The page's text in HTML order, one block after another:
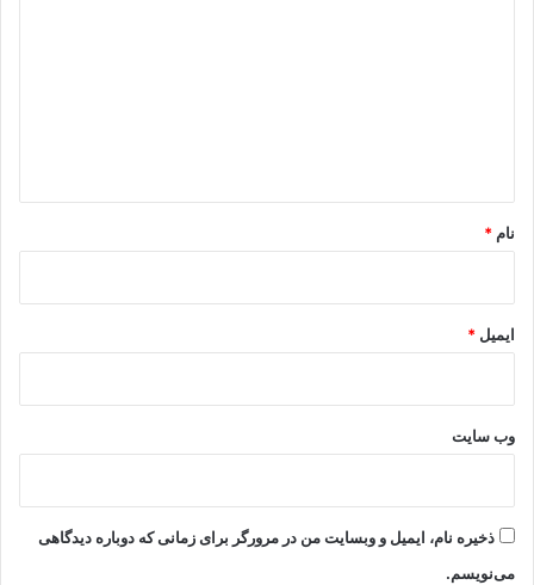
نام *
ایمیل *
وب‌ سایت
ذخیره نام، ایمیل و وبسایت من در مرورگر برای زمانی که دوباره دیدگاهی
می‌نویسم.